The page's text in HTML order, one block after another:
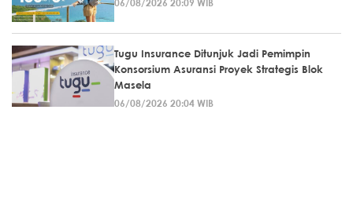
Tugu Insurance Ditunjuk Jadi Pemimpin
Konsorsium Asuransi Proyek Strategis Blok
Masela
06/08/2026 20:04 WIB